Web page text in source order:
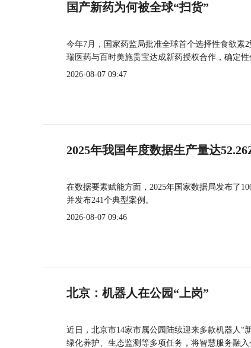
国产新药为何被全球“扫货”
今年7月，国家药监局批准全球首个选择性食欲素
瑞医药与百时美施贵宝达成新药授权合作，确定
2026-08-07 09:47
2025年我国年度数据生产量达
在数据要素赋能方面，2025年国家数据局发布了
并发布241个典型案例。
2026-08-07 09:46
北京：机器人在公园“上岗”
近日，北京市14家市属公园陆续迎来多款机器人“
绿化养护、生态监测等多项任务，将智慧服务融入